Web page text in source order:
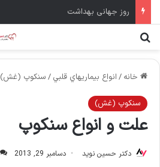
روز جهانی بهداشت
خانه / انواع بيماريهاي قلبي / سنكوپ (غش)
سنكوپ (غش)
علت و انواع سنکوپ
دکتر حسین نوید دسامبر 29, 2013